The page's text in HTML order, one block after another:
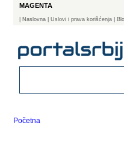
MAGENTA
Naslovna | Uslovi i prava korišćenja
Početna